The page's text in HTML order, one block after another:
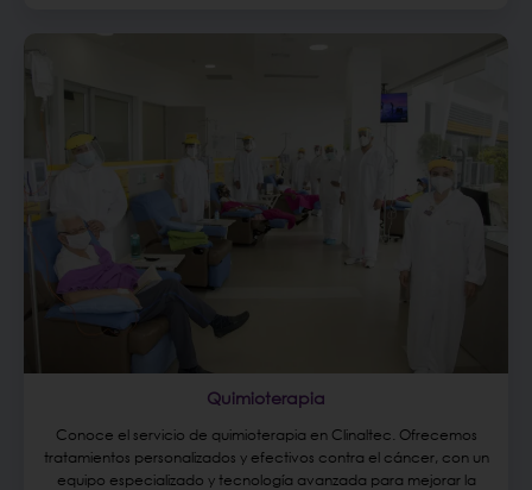
Quimioterapia
Conoce el servicio de quimioterapia en Clinaltec. Ofrecemos
tratamientos personalizados y efectivos contra el cáncer, con un
equipo especializado y tecnología avanzada para mejorar la